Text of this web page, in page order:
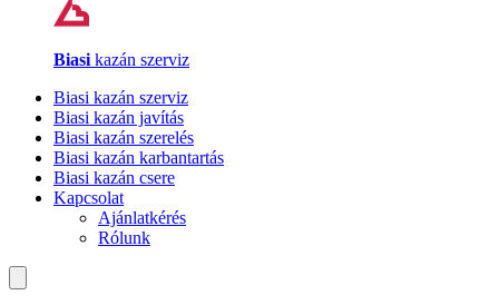
Biasi kazán szerviz
Biasi kazán szerviz
Biasi kazán javítás
Biasi kazán szerelés
Biasi kazán karbantartás
Biasi kazán csere
Kapcsolat
Ajánlatkérés
Rólunk